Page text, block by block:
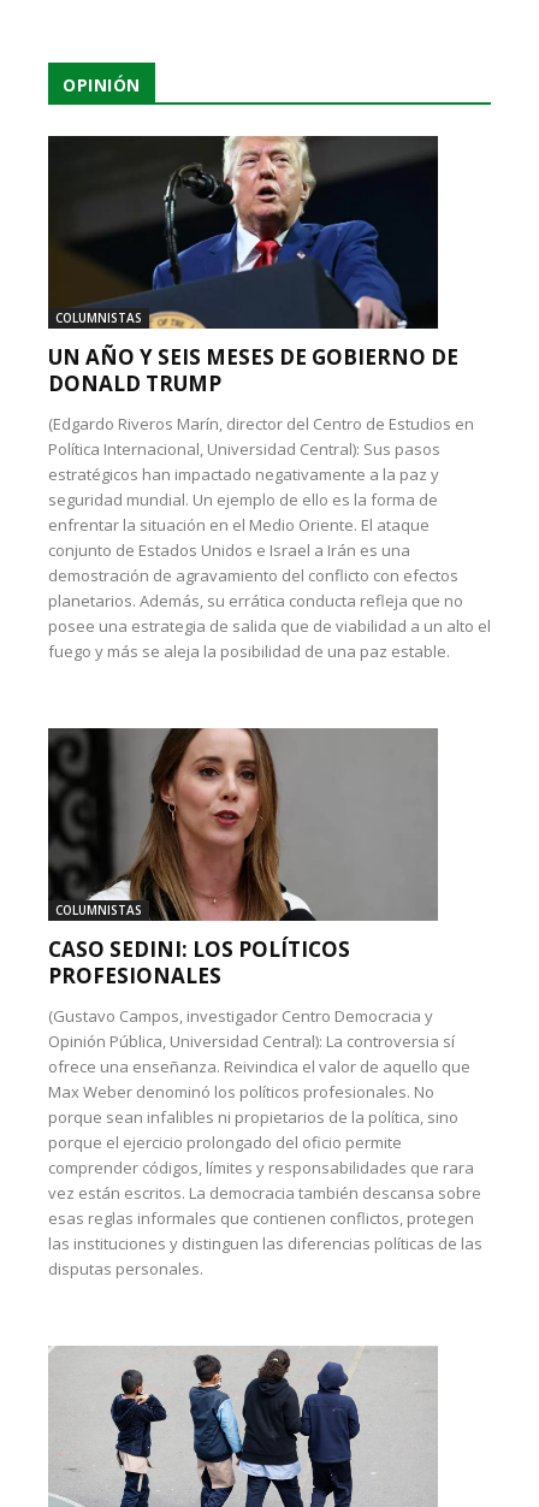
OPINIÓN
COLUMNISTAS
UN AÑO Y SEIS MESES DE GOBIERNO DE
DONALD TRUMP
(Edgardo Riveros Marín, director del Centro de Estudios en
Política Internacional, Universidad Central): Sus pasos
estratégicos han impactado negativamente a la paz y
seguridad mundial. Un ejemplo de ello es la forma de
enfrentar la situación en el Medio Oriente. El ataque
conjunto de Estados Unidos e Israel a Irán es una
demostración de agravamiento del conflicto con efectos
planetarios. Además, su errática conducta refleja que no
posee una estrategia de salida que de viabilidad a un alto el
fuego y más se aleja la posibilidad de una paz estable.
COLUMNISTAS
CASO SEDINI: LOS POLÍTICOS
PROFESIONALES
(Gustavo Campos, investigador Centro Democracia y
Opinión Pública, Universidad Central): La controversia sí
ofrece una enseñanza. Reivindica el valor de aquello que
Max Weber denominó los políticos profesionales. No
porque sean infalibles ni propietarios de la política, sino
porque el ejercicio prolongado del oficio permite
comprender códigos, límites y responsabilidades que rara
vez están escritos. La democracia también descansa sobre
esas reglas informales que contienen conflictos, protegen
las instituciones y distinguen las diferencias políticas de las
disputas personales.